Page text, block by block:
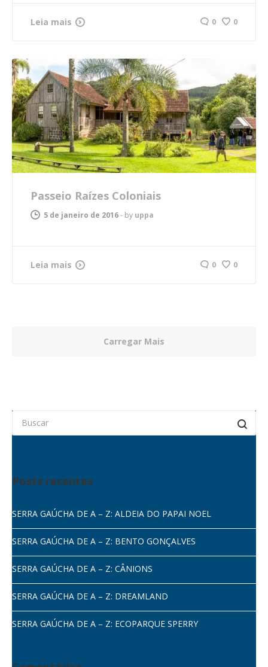
Leia mais 0 0
Passeio Raízes Coloniais
5 de janeiro de 2016- by uppa
Leia mais 0 0
Carregar Mais
Posts recentes
SERRA GAÚCHA DE A – Z: ALDEIA DO PAPAI NOEL
SERRA GAÚCHA DE A – Z: BENTO GONÇALVES
SERRA GAÚCHA DE A – Z: CÂNIONS
SERRA GAÚCHA DE A – Z: DREAMLAND
SERRA GAÚCHA DE A – Z: ECOPARQUE SPERRY